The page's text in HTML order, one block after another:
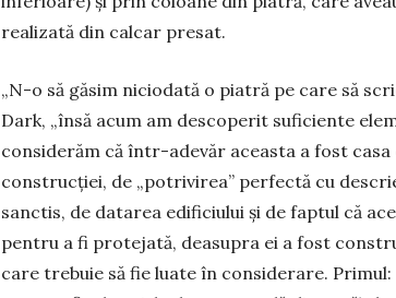
realizată din calcar presat.
„N-o să găsim niciodată o piatră pe care să
Dark, „însă acum am descoperit suficiente
considerăm că în­tr-ade­văr aceasta a fost
construcției, de „potrivi­rea” perfectă cu
sanctis, de datarea edificiului și de faptul că
pentru a fi protejată, deasupra ei a fost
care trebuie să fie luate în considerare.